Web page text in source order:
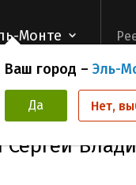
Монте
Ваш город – Эль-
Да Нет,
Исследователей